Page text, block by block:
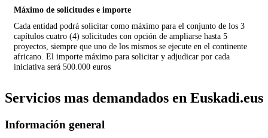
Máximo de solicitudes e importe
Cada entidad podrá solicitar como máximo para el conjunto de los 3
capítulos cuatro (4) solicitudes con opción de ampliarse hasta 5
proyectos, siempre que uno de los mismos se ejecute en el continente
africano. El importe máximo para solicitar y adjudicar por cada
iniciativa será 500.000 euros
Servicios mas demandados en Euskadi.eus
Información general